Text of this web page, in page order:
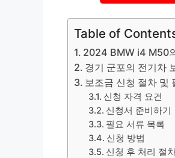
Table of
2024 BMW i4 M50
경기 군포의 전기차
보조금 신청 절차 및
신청 자격 요건
신청서 준비하기
필요 서류 목록
신청 방법
신청 후 처리 절